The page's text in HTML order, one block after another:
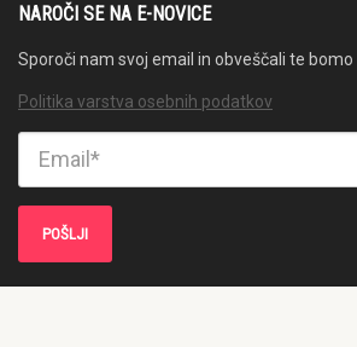
NAROČI SE NA E-NOVICE
Sporoči nam svoj email in obveščali te bomo
Politika varstva osebnih podatkov